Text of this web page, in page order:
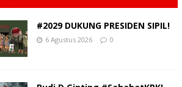
#2029 DUKUNG PRESIDEN SIPIL!
6 Agustus 2026 0